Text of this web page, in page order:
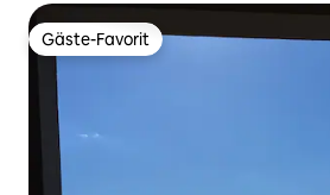
Gäste-Favorit
Gäste-Favorit